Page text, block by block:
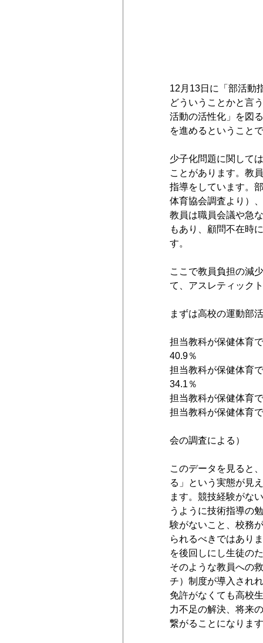
12月13日に「部活動
どういうことかと言
活動の活性化」を図
を進めるということ
少子化問題に関して
ことがあります。教
指導をしています。
体育協会調査より）
教員は職員会議や急
もあり、顧問不在時
す。
ここで教員負担の減
て、アスレティック
まずは高校の運動部
担当教科が保健体育
40.9％
担当教科が保健体育
34.1％
担当教科が保健体育
担当教科が保健体育
会の調査による）
このデータを見ると
る」という実態が見
ます。競技経験がな
うように技術指導の
験がないこと、校務
られるべきではあり
を後回しにし生徒の
そのような教員への
チ）制度が導入され
免許がなくても高校
力不足の解決、将来
繋がることになりま